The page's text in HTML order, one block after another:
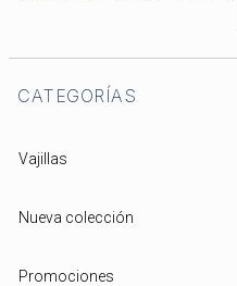
CATEGORÍAS
Vajillas
Nueva colección
Promociones